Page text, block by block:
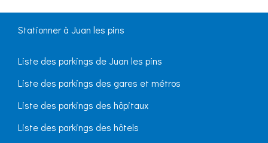
Stationner à Juan les pins
Liste des parkings de Juan les pins
Liste des parkings des gares et métros
Liste des parkings des hôpitaux
Liste des parkings des hôtels